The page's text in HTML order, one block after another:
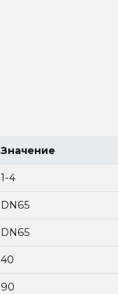
Значение
1-4
DN65
DN65
40
90